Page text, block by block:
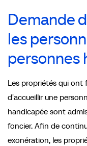
Demande
les
personnes
Les propriétés qui
d'accueillir une
handicapée sont
foncier. Afin de
exonération, les